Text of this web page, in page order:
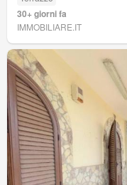
30+ giorni fa
IMMOBILIARE.IT